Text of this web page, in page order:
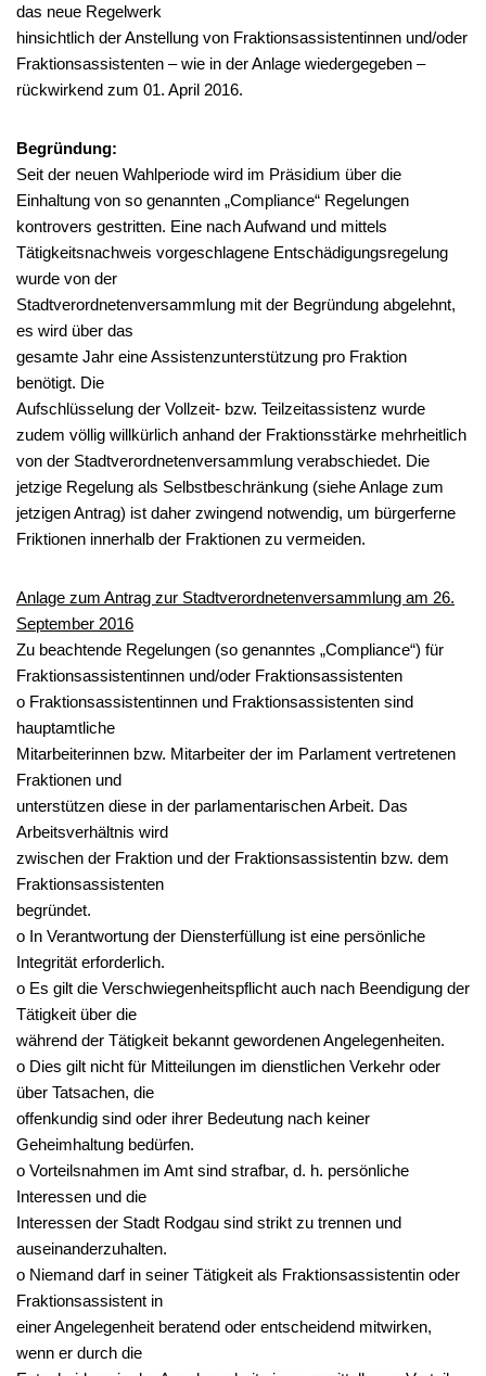
das neue Regelwerk
hinsichtlich der Anstellung von Fraktionsassistentinnen und/oder
Fraktionsassistenten – wie in der Anlage wiedergegeben –
rückwirkend zum 01. April 2016.
Begründung:
Seit der neuen Wahlperiode wird im Präsidium über die
Einhaltung von so genannten „Compliance“ Regelungen
kontrovers gestritten. Eine nach Aufwand und mittels
Tätigkeitsnachweis vorgeschlagene Entschädigungsregelung
wurde von der
Stadtverordnetenversammlung mit der Begründung abgelehnt,
es wird über das
gesamte Jahr eine Assistenzunterstützung pro Fraktion
benötigt. Die
Aufschlüsselung der Vollzeit- bzw. Teilzeitassistenz wurde
zudem völlig willkürlich anhand der Fraktionsstärke mehrheitlich
von der Stadtverordnetenversammlung verabschiedet. Die
jetzige Regelung als Selbstbeschränkung (siehe Anlage zum
jetzigen Antrag) ist daher zwingend notwendig, um bürgerferne
Friktionen innerhalb der Fraktionen zu vermeiden.
Anlage zum Antrag zur Stadtverordnetenversammlung am 26.
September 2016
Zu beachtende Regelungen (so genanntes „Compliance“) für
Fraktionsassistentinnen und/oder Fraktionsassistenten
o Fraktionsassistentinnen und Fraktionsassistenten sind
hauptamtliche
Mitarbeiterinnen bzw. Mitarbeiter der im Parlament vertretenen
Fraktionen und
unterstützen diese in der parlamentarischen Arbeit. Das
Arbeitsverhältnis wird
zwischen der Fraktion und der Fraktionsassistentin bzw. dem
Fraktionsassistenten
begründet.
o In Verantwortung der Diensterfüllung ist eine persönliche
Integrität erforderlich.
o Es gilt die Verschwiegenheitspflicht auch nach Beendigung der
Tätigkeit über die
während der Tätigkeit bekannt gewordenen Angelegenheiten.
o Dies gilt nicht für Mitteilungen im dienstlichen Verkehr oder
über Tatsachen, die
offenkundig sind oder ihrer Bedeutung nach keiner
Geheimhaltung bedürfen.
o Vorteilsnahmen im Amt sind strafbar, d. h. persönliche
Interessen und die
Interessen der Stadt Rodgau sind strikt zu trennen und
auseinanderzuhalten.
o Niemand darf in seiner Tätigkeit als Fraktionsassistentin oder
Fraktionsassistent in
einer Angelegenheit beratend oder entscheidend mitwirken,
wenn er durch die